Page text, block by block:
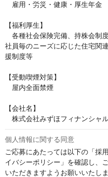
雇用・労災・健康・厚生年金
【福利厚生】
各種社会保険完備、持株会制
社員毎のニーズに応じた住宅関
援制度等
【受動喫煙対策】
屋内全面禁煙
【会社名】
株式会社みずほフィナンシャ
個人情報に関する同意
ご応募にあたっては以下の「採
イバシーポリシー」を確認し、
いただきますようお願いいたしま